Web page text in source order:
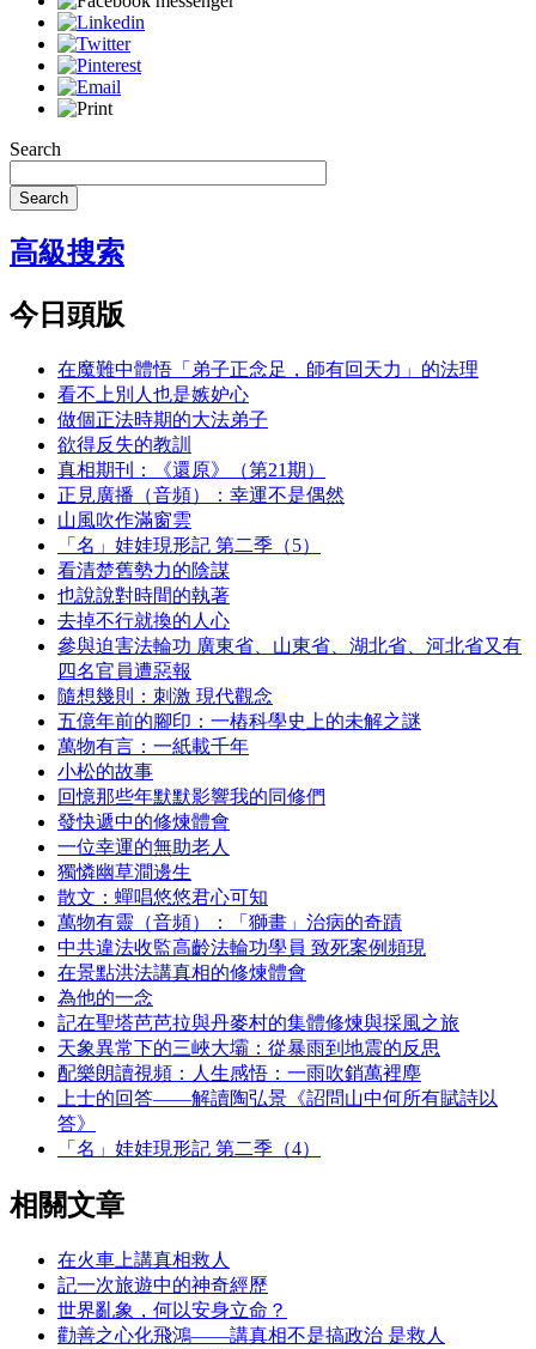
Search
Search
高級搜索
今日頭版
在魔難中體悟「弟子正念足，師有回天力」的法理
看不上別人也是嫉妒心
做個正法時期的大法弟子
欲得反失的教訓
真相期刊：《還原》（第21期）
正見廣播（音頻）：幸運不是偶然
山風吹作滿窗雲
「名」娃娃現形記 第二季（5）
看清楚舊勢力的陰謀
也說說對時間的執著
去掉不行就換的人心
參與迫害法輪功 廣東省、山東省、湖北省、河北省又有
四名官員遭惡報
隨想幾則：刺激 現代觀念
五億年前的腳印：一樁科學史上的未解之謎
萬物有言：一紙載千年
小松的故事
回憶那些年默默影響我的同修們
發快遞中的修煉體會
一位幸運的無助老人
獨憐幽草澗邊生
散文：蟬唱悠悠君心可知
萬物有靈（音頻）：「獅畫」治病的奇蹟
中共違法收監高齡法輪功學員 致死案例頻現
在景點洪法講真相的修煉體會
為他的一念
記在聖塔芭芭拉與丹麥村的集體修煉與採風之旅
天象異常下的三峽大壩：從暴雨到地震的反思
配樂朗讀視頻：人生感悟：一雨吹銷萬裡塵
上士的回答——解讀陶弘景《詔問山中何所有賦詩以
答》
「名」娃娃現形記 第二季（4）
相關文章
在火車上講真相救人
記一次旅遊中的神奇經歷
世界亂象，何以安身立命？
勸善之心化飛鴻——講真相不是搞政治 是救人